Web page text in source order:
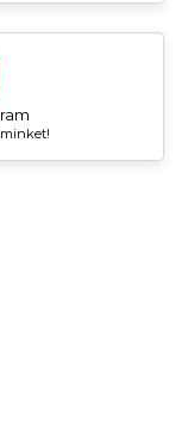
minket!